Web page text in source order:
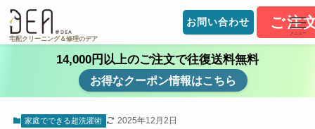
宅配クリーニング＆修理のデア
お問い合わせ ご注
メニュー
14,000円以上のご注文で往復送料無料
お得なクーポン情報はこちら
家庭でできる超洗濯術 2025年12月2日